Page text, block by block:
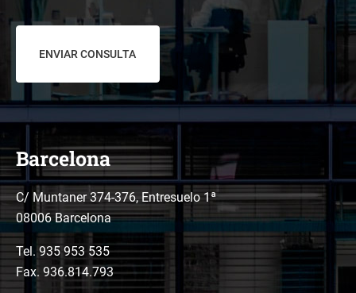
datos
Barcelona
C/ Muntaner 374-376, Entresuelo 1ª
08006 Barcelona
Tel. 935 953 535
Fax. 936.814.793